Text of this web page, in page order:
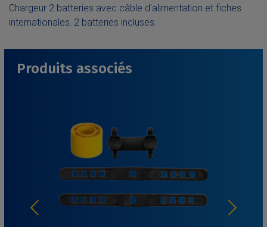
Chargeur 2 batteries avec câble d'alimentation et fiches
internationales. 2 batteries incluses.
Produits associés